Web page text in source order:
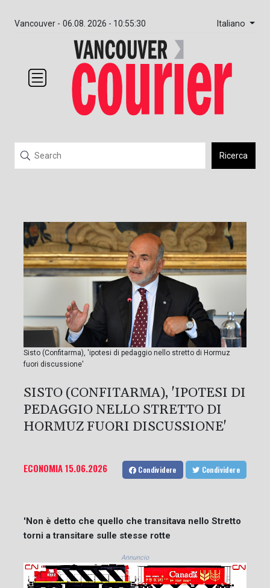
Vancouver - 06.08. 2026 - 10:55:31 Italiano
Ricerca
Sisto (Confitarma), 'ipotesi di pedaggio nello stretto di Hormuz
fuori discussione'
SISTO (CONFITARMA), 'IPOTESI DI
PEDAGGIO NELLO STRETTO DI
HORMUZ FUORI DISCUSSIONE'
ECONOMIA15.06.2026 Condividere Condividere
'Non è detto che quello che transitava nello Stretto
torni a transitare sulle stesse rotte
Annuncio